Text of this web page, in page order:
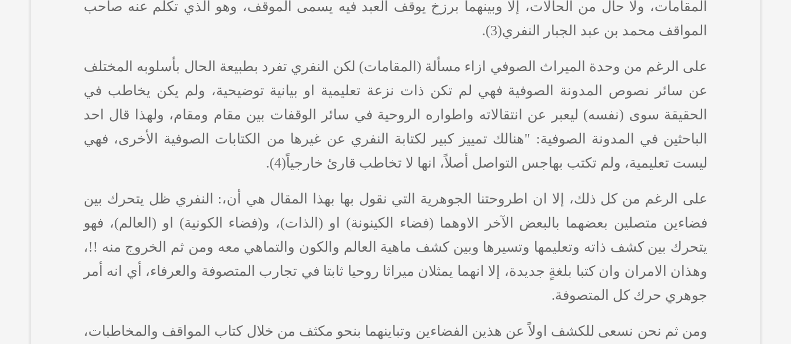
المقامات، ولا حال من الحالات، إلا وبينهما برزخ يوقف العبد فيه يسمى الموقف، وهو الذي تكلم عنه صاحب
المواقف محمد بن عبد الجبار النفري(3).
على الرغم من وحدة الميراث الصوفي ازاء مسألة (المقامات) لكن النفري تفرد بطبيعة الحال بأسلوبه المختلف
عن سائر نصوص المدونة الصوفية فهي لم تكن ذات نزعة تعليمية او بيانية توضيحية، ولم يكن يخاطب في
الحقيقة سوى (نفسه) ليعبر عن انتقالاته واطواره الروحية في سائر الوقفات بين مقام ومقام، ولهذا قال احد
الباحثين في المدونة الصوفية: "هنالك تمييز كبير لكتابة النفري عن غيرها من الكتابات الصوفية الأخرى، فهي
ليست تعليمية، ولم تكتب بهاجس التواصل أصلاً، انها لا تخاطب قارئ خارجياً(4).
على الرغم من كل ذلك، إلا ان اطروحتنا الجوهرية التي نقول بها بهذا المقال هي أن،: النفري ظل يتحرك بين
فضاءين متصلين بعضهما بالبعض الآخر الاوهما (فضاء الكينونة) او (الذات)، و(فضاء الكونية) او (العالم)، فهو
يتحرك بين كشف ذاته وتعليمها وتسيرها وبين كشف ماهية العالم والكون والتماهي معه ومن ثم الخروج منه !!،
وهذان الامران وان كتبا بلغةٍ جديدة، إلا انهما يمثلان ميراثا روحيا ثابتا في تجارب المتصوفة والعرفاء، أي انه أمر
جوهري حرك كل المتصوفة.
ومن ثم نحن نسعى للكشف اولاً عن هذين الفضاءين وتباينهما بنحو مكثف من خلال كتاب المواقف والمخاطبات،